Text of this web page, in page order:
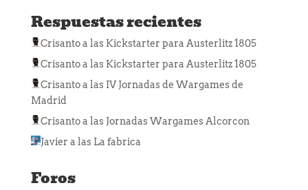
Respuestas recientes
Crisantoa las Kickstarter para Austerlitz 1805
Crisantoa las Kickstarter para Austerlitz 1805
Crisantoa las IV Jornadas de Wargames de
Madrid
Crisantoa las Jornadas Wargames Alcorcon
Javier a las La fabrica
Foros